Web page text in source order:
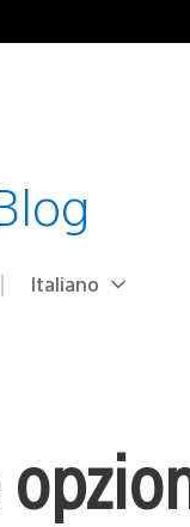
Seleziona
Regione
Italiano